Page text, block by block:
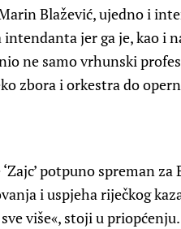
Blažević, ujedno i
intendanta jer ga je, kao i
ne samo vrhunski
zbora i orkestra do
potpuno spreman za
i uspjeha riječkog
više«, stoji u priopćenju.